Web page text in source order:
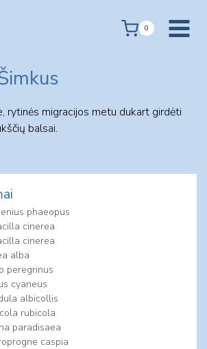
0
rytinės migracijos metu dukart girdėti
balsai.
phaeopus
cinerea
cinerea
alba
peregrinus
cyaneus
albicollis
rubicola
paradisaea
caspia